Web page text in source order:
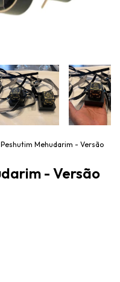
Mehudarim - Versão
- Versão